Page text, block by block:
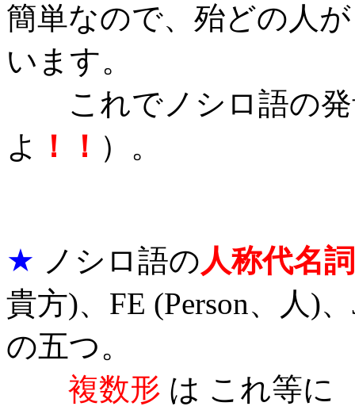
簡単なので、殆どの人
います。
これでノシロ語の発
よ
！！ ）。
★ ノシロ語の人称代名詞
貴方)、FE (Person、人)
の五つ。
複数形 は これ等に